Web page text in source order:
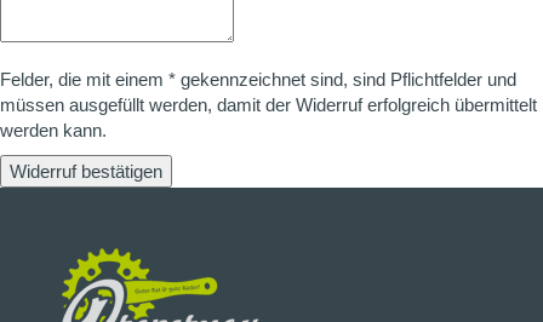
Felder, die mit einem * gekennzeichnet sind, sind Pflichtfelder und
müssen ausgefüllt werden, damit der Widerruf erfolgreich übermittelt
werden kann.
Widerruf bestätigen